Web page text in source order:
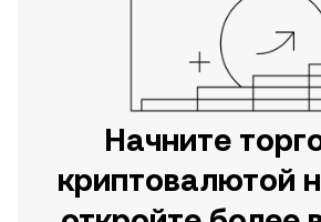
Начните
криптовалютой